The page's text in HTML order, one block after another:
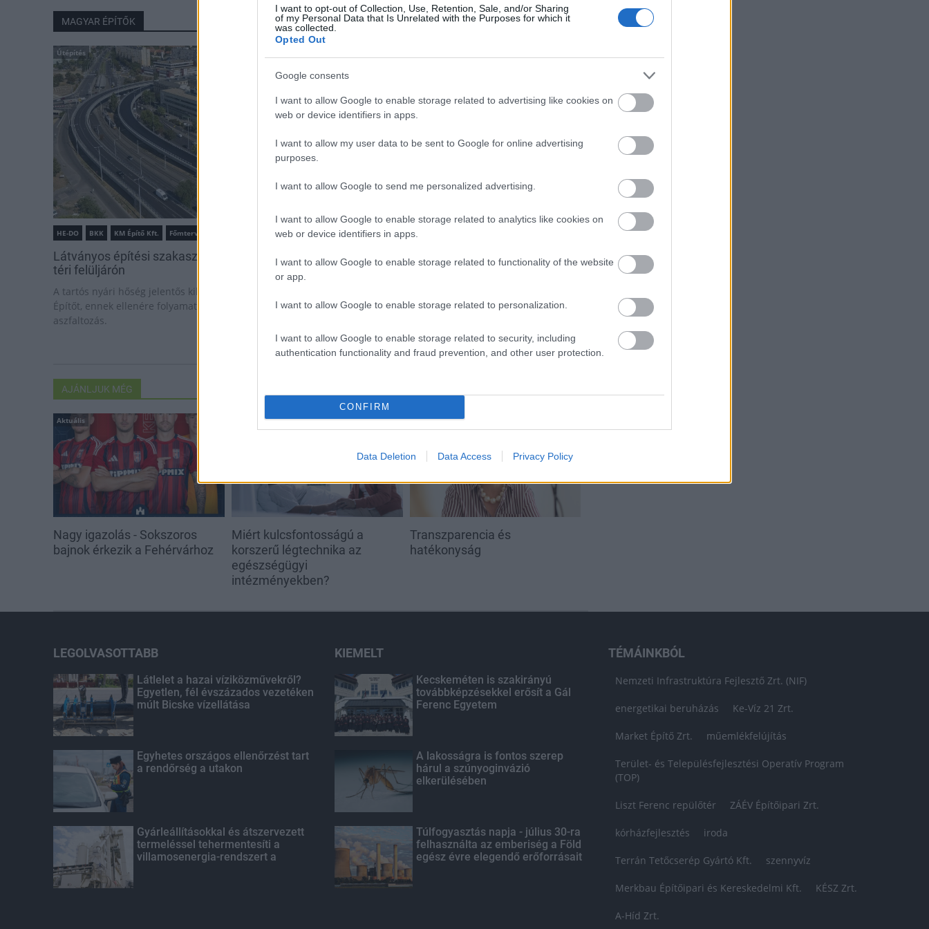
I want to opt-out of Collection, Use, Retention, Sale, and/or Sharing
of my Personal Data that Is Unrelated with the Purposes for which it
was collected.
Opted Out
Google consents
I want to allow Google to enable storage related to advertising like cookies on
web or device identifiers in apps.
I want to allow my user data to be sent to Google for online advertising
purposes.
I want to allow Google to send me personalized advertising.
I want to allow Google to enable storage related to analytics like cookies on
web or device identifiers in apps.
I want to allow Google to enable storage related to functionality of the website
or app.
I want to allow Google to enable storage related to personalization.
I want to allow Google to enable storage related to security, including
authentication functionality and fraud prevention, and other user protection.
CONFIRM
Data Deletion Data Access Privacy Policy
MAGYAR ÉPÍTŐK
Útépítés
HE-DO BKK KM Építő Kft. Főmterv Mérnöki Tervező Zrt.
Látványos építési szakasz indult be a Flórián
téri felüljárón
A tartós nyári hőség jelentős kihívás elé állítja a KM
Építőt, ennek ellenére folyamatosan halad az
aszfaltozás.
közelében lévő logisztikai bázis út-
és közműhálózatának fejlesztése
Egyetlen, fél évszázados
vezetéken múlt Bicske vízellátása
évfordulójára
AJÁNLJUK MÉG
Aktuális
Nagy igazolás - Sokszoros
bajnok érkezik a Fehérvárhoz
Miért kulcsfontosságú a
korszerű légtechnika az
egészségügyi
intézményekben?
Aktuális
Transzparencia és
hatékonyság
LEGOLVASOTTABB
Látlelet a hazai víziközművekről?
Egyetlen, fél évszázados vezetéken
múlt Bicske vízellátása
Egyhetes országos ellenőrzést tart
a rendőrség a utakon
Gyárleállításokkal és átszervezett
termeléssel tehermentesíti a
villamosenergia-rendszert a
KIEMELT
Kecskeméten is szakirányú
továbbképzésekkel erősít a Gál
Ferenc Egyetem
A lakosságra is fontos szerep
hárul a szúnyoginvázió
elkerülésében
Túlfogyasztás napja - július 30-ra
felhasználta az emberiség a Föld
egész évre elegendő erőforrásait
TÉMÁINKBÓL
Nemzeti Infrastruktúra Fejlesztő Zrt. (NIF)
energetikai beruházás Ke-Víz 21 Zrt.
Market Építő Zrt. műemlékfelújítás
Terület- és Településfejlesztési Operatív Program
(TOP)
Liszt Ferenc repülőtér ZÁÉV Építőipari Zrt.
kórházfejlesztés iroda
Terrán Tetőcserép Gyártó Kft. szennyvíz
Merkbau Építőipari és Kereskedelmi Kft. KÉSZ Zrt.
A-Híd Zrt.